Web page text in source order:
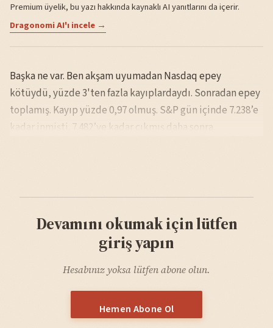
Premium üyelik, bu yazı hakkında kaynaklı AI yanıtlarını da içerir.
Dragonomi AI'ı incele →
Başka ne var. Ben akşam uyumadan Nasdaq epey
kötüydü, yüzde 3'ten fazla kayıplardaydı. Sonradan epey
toplamış. Kayıp yüzde 0,97 olmuş. S&P gün içinde 7.238’e
kadar inmişti. 7.482’ye kadar çıkmış daha sonra.
Devamını okumak için lütfen
giriş yapın
Hesabınız yoksa lütfen abone olun.
Hemen Abone Ol